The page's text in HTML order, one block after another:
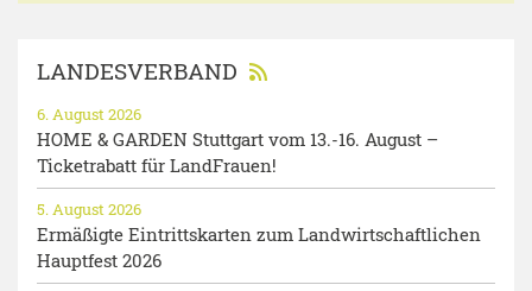
LANDESVERBAND
HOME & GARDEN Stuttgart vom 13.-16. August –
Ticketrabatt für LandFrauen!
6. August 2026
Ermäßigte Eintrittskarten zum Landwirtschaftlichen
Hauptfest 2026
5. August 2026